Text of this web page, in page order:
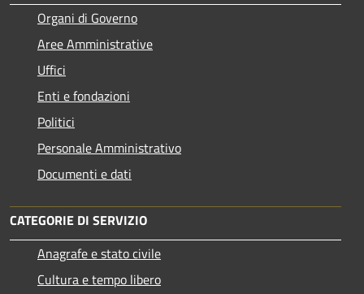
Organi di Governo
Aree Amministrative
Uffici
Enti e fondazioni
Politici
Personale Amministrativo
Documenti e dati
CATEGORIE DI SERVIZIO
Anagrafe e stato civile
Cultura e tempo libero